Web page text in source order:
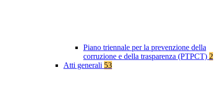
Piano triennale per la prevenzione della
corruzione e della trasparenza (PTPCT) 2
Atti generali 53